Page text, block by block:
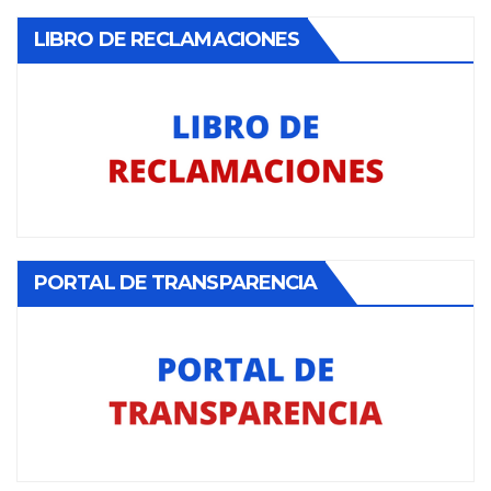
LIBRO DE RECLAMACIONES
PORTAL DE TRANSPARENCIA